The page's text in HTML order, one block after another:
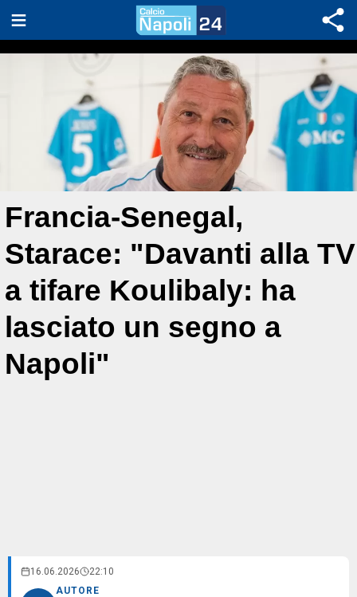
Francia-Senegal,
Starace: "Davanti alla TV
a tifare Koulibaly: ha
lasciato un segno a
Napoli"
16.06.2026 22:10
AUTORE